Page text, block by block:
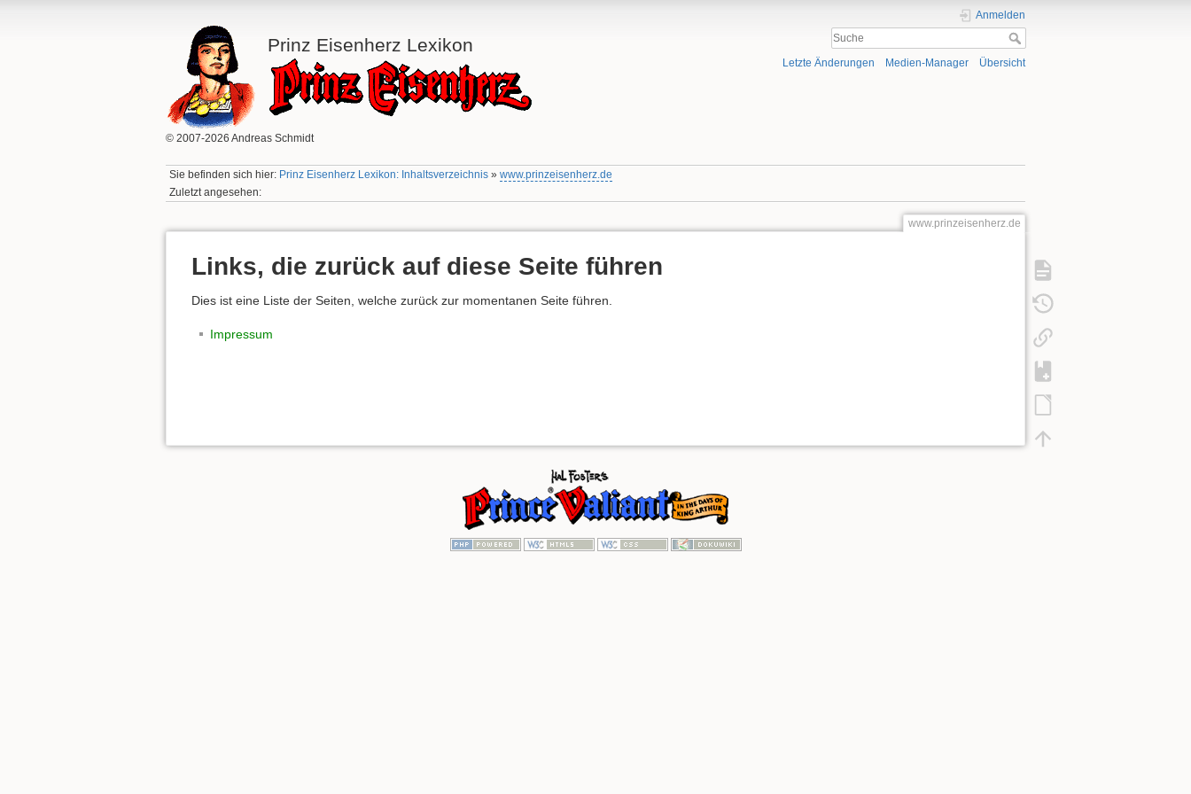
Prinz Eisenherz Lexikon
© 2007-2026 Andreas Schmidt
Anmelden
Letzte Änderungen Medien-Manager Übersicht
Sie befinden sich hier: Prinz Eisenherz Lexikon: Inhaltsverzeichnis »www.prinzeisenherz.de
Zuletzt angesehen:
www.prinzeisenherz.de
Links, die zurück auf diese Seite führen
Dies ist eine Liste der Seiten, welche zurück zur momentanen Seite führen.
Impressum